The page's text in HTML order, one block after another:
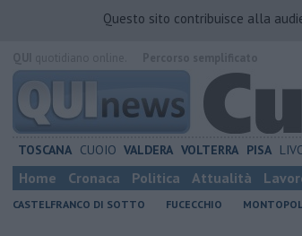
Questo sito contribuisce alla
TOSCANA CUOIO VALDERA VOLTERRA PISA
Home Cronaca Politica Attualità
CASTELFRANCO DI SOTTO FUCECCHIO